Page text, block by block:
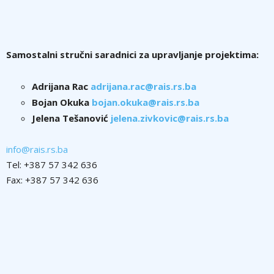
Samostalni stručni saradnici za upravljanje projektima:
Adrijana Rac adrijana.rac@rais.rs.ba
Bojan Okuka bojan.okuka@rais.rs.ba
Jelena Tešanović jelena.zivkovic@rais.rs.ba
info@rais.rs.ba
Tel: +387 57 342 636
Fax: +387 57 342 636